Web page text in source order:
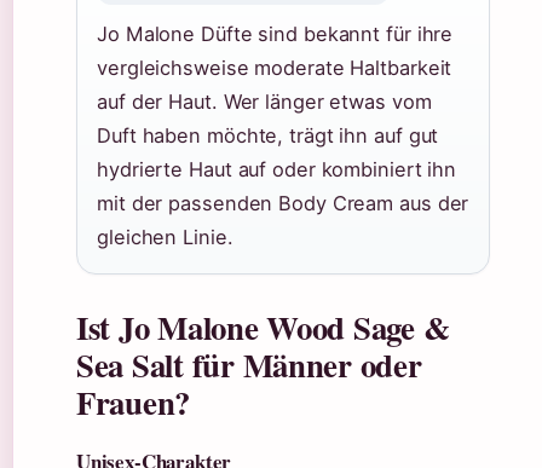
Jo Malone Düfte sind bekannt für ihre
vergleichsweise moderate Haltbarkeit
auf der Haut. Wer länger etwas vom
Duft haben möchte, trägt ihn auf gut
hydrierte Haut auf oder kombiniert ihn
mit der passenden Body Cream aus der
gleichen Linie.
Ist Jo Malone Wood Sage &
Sea Salt für Männer oder
Frauen?
Unisex-Charakter